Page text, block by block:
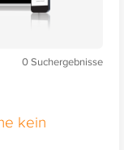
0Suchergebnisse
kein